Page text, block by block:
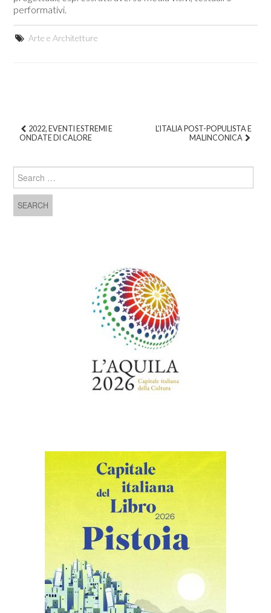
performativi.
Arte e Architetture
2022, EVENTI ESTREMI E
ONDATE DI CALORE
L’ITALIA POST-POPULISTA E
MALINCONICA
Search for: